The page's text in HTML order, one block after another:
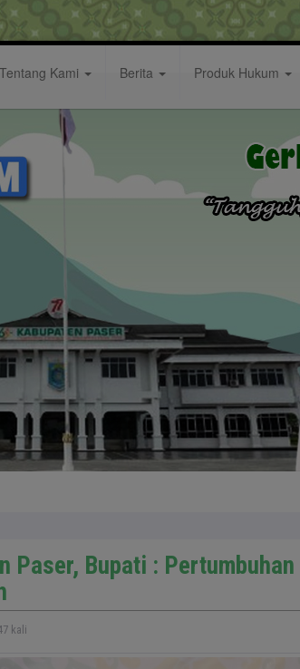
Tentang Kami Berita Produk Hukum
Paser, Bupati :
kali